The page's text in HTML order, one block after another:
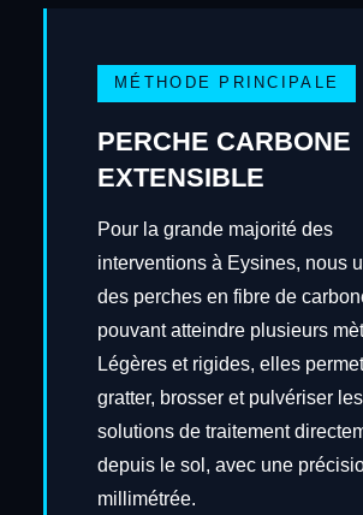
MÉTHODE PRINCIPALE
PERCHE CARBONE
EXTENSIBLE
Pour la grande majorité des
interventions à Eysines, nous
des perches en fibre de
pouvant atteindre plusieurs
Légères et rigides, elles
gratter, brosser et pulvériser les
solutions de traitement
depuis le sol, avec une
millimétrée.